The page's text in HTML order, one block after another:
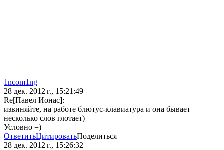
1ncom1ng
28 дек. 2012 г., 15:21:49
Re[Павел Ионас]:
извиняйте, на работе блютус-клавиатура и она бывает
несколько слов глотает)
Условно =)
ОтветитьЦитироватьПоделиться
28 дек. 2012 г., 15:26:32